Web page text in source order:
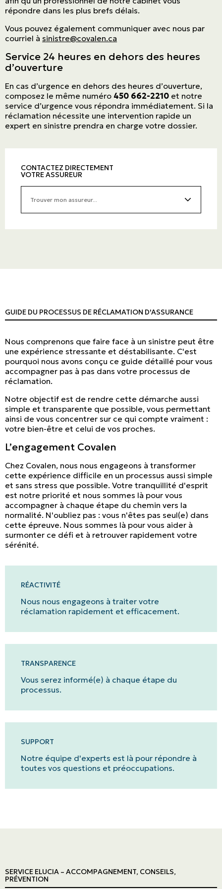
répondre dans les plus brefs délais.
Vous pouvez également communiquer avec nous par
courriel à sinistre@covalen.ca
Service 24 heures en dehors des heures
d’ouverture
En cas d’urgence en dehors des heures d’ouverture,
composez le même numéro 450 662-2210 et notre
service d’urgence vous répondra immédiatement. Si la
réclamation nécessite une intervention rapide un
expert en sinistre prendra en charge votre dossier.
CONTACTEZ DIRECTEMENT
VOTRE ASSUREUR
GUIDE DU PROCESSUS DE RÉCLAMATION D'ASSURANCE
Nous comprenons que faire face à un sinistre peut être
une expérience stressante et déstabilisante. C'est
pourquoi nous avons conçu ce guide détaillé pour vous
accompagner pas à pas dans votre processus de
réclamation.
Notre objectif est de rendre cette démarche aussi
simple et transparente que possible, vous permettant
ainsi de vous concentrer sur ce qui compte vraiment :
votre bien-être et celui de vos proches.
L’engagement Covalen
Chez Covalen, nous nous engageons à transformer
cette expérience difficile en un processus aussi simple
et sans stress que possible. Votre tranquillité d'esprit
est notre priorité et nous sommes là pour vous
accompagner à chaque étape du chemin vers la
normalité. N'oubliez pas : vous n'êtes pas seul(e) dans
cette épreuve. Nous sommes là pour vous aider à
surmonter ce défi et à retrouver rapidement votre
sérénité.
RÉACTIVITÉ
Nous nous engageons à traiter votre
réclamation rapidement et efficacement.
TRANSPARENCE
Vous serez informé(e) à chaque étape du
processus.
SUPPORT
Notre équipe d'experts est là pour répondre à
toutes vos questions et préoccupations.
SERVICE ELUCIA – ACCOMPAGNEMENT, CONSEILS,
PRÉVENTION